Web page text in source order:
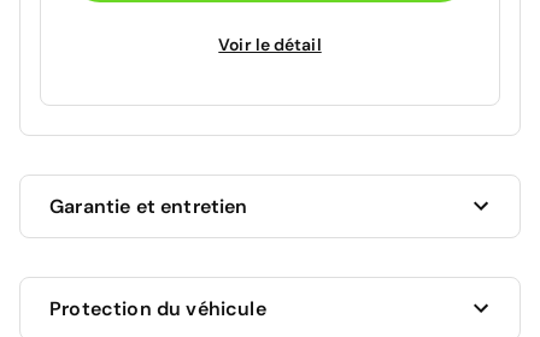
Voir le détail
Garantie et entretien
mois à compter de la date de livraison.
Protection du véhicule